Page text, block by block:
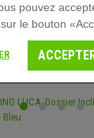
d'été chez
pour une durée
pouvez
le bouton